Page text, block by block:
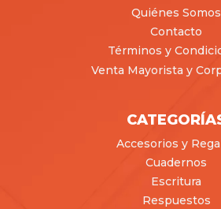
Quiénes Somos
Contacto
Términos y
Venta Mayorista y
Accesorios y
Cuadernos
Escritura
Respuestos